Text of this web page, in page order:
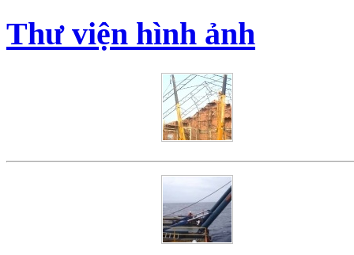
Thư viện hình ảnh